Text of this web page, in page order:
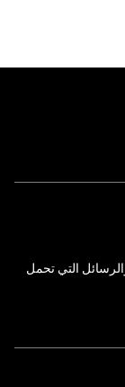
التي تحمل